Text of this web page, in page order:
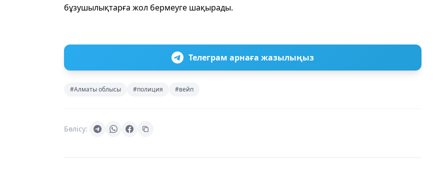
бұзушылықтарға жол бермеуге шақырады.
Телеграм арнаға жазылыңыз
#Алматы облысы #полиция #вейп
Бөлісу: